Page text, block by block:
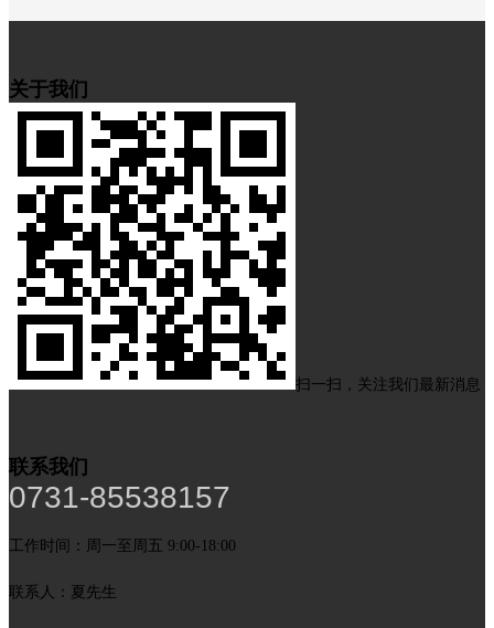
关于我们
扫一扫，关注我们最新消息
联系我们
0731-85538157
工作时间：周一至周五 9:00-18:00
联系人：夏先生